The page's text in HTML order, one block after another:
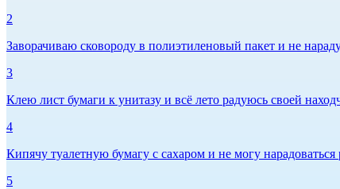
2
Заворачиваю сковороду в полиэтиленовый пакет и не
3
Клею лист бумаги к унитазу и всё лето радуюсь своей
4
Кипячу туалетную бумагу с сахаром и не могу нарадоваться
5